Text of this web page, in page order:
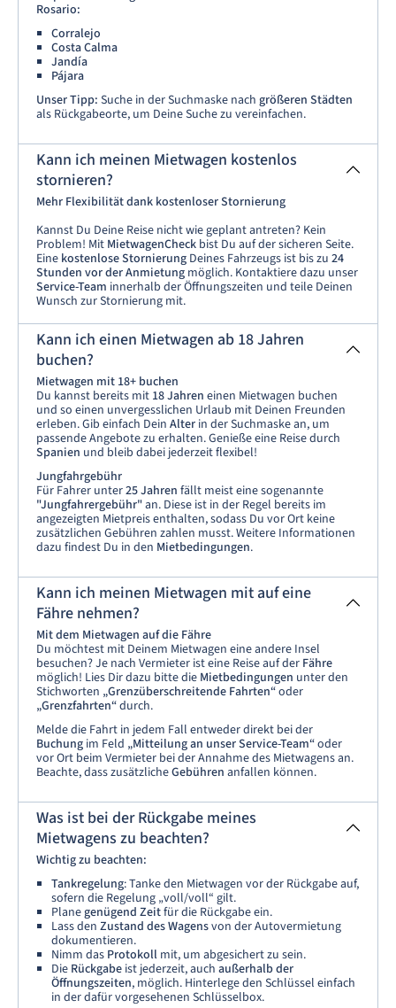
Rosario:
Corralejo
Costa Calma
Jandía
Pájara
Unser Tipp: Suche in der Suchmaske nach größeren Städten
als Rückgabeorte, um Deine Suche zu vereinfachen.
Kann ich meinen Mietwagen kostenlos
stornieren?
Mehr Flexibilität dank kostenloser Stornierung
Kannst Du Deine Reise nicht wie geplant antreten? Kein
Problem! Mit MietwagenCheck bist Du auf der sicheren Seite.
Eine kostenlose Stornierung Deines Fahrzeugs ist bis zu 24
Stunden vor der Anmietung möglich. Kontaktiere dazu unser
Service-Team innerhalb der Öffnungszeiten und teile Deinen
Wunsch zur Stornierung mit.
Kann ich einen Mietwagen ab 18 Jahren
buchen?
Mietwagen mit 18+ buchen
Du kannst bereits mit 18 Jahren einen Mietwagen buchen
und so einen unvergesslichen Urlaub mit Deinen Freunden
erleben. Gib einfach Dein Alter in der Suchmaske an, um
passende Angebote zu erhalten. Genieße eine Reise durch
Spanien und bleib dabei jederzeit flexibel!
Jungfahrgebühr
Für Fahrer unter25 Jahren fällt meist eine sogenannte
"Jungfahrergebühr"an. Diese ist in der Regel bereits im
angezeigten Mietpreis enthalten, sodass Du vor Ort keine
zusätzlichen Gebühren zahlen musst. Weitere Informationen
dazu findest Du in den Mietbedingungen.
Kann ich meinen Mietwagen mit auf eine
Fähre nehmen?
Mit dem Mietwagen auf die Fähre
Du möchtest mit Deinem Mietwagen eine andere Insel
besuchen? Je nach Vermieter ist eine Reise auf der Fähre
möglich! Lies Dir dazu bitte die Mietbedingungen unter den
Stichworten „Grenzüberschreitende Fahrten“oder
„Grenzfahrten“durch.
Melde die Fahrt in jedem Fall entweder direkt bei der
Buchung im Feld „Mitteilung an unser Service-Team“oder
vor Ort beim Vermieter bei der Annahme des Mietwagens an.
Beachte, dass zusätzlicheGebühren anfallen können.
Was ist bei der Rückgabe meines
Mietwagens zu beachten?
Wichtig zu beachten:
Tankregelung: Tanke den Mietwagen vor der Rückgabe auf,
sofern die Regelung „voll/voll“ gilt.
Planegenügend Zeitfür die Rückgabe ein.
Lass den Zustand des Wagensvon der Autovermietung
dokumentieren.
Nimm das Protokoll mit, um abgesichert zu sein.
Die Rückgabe ist jederzeit, auch außerhalb der
Öffnungszeiten, möglich. Hinterlege den Schlüssel einfach
in der dafür vorgesehenen Schlüsselbox.